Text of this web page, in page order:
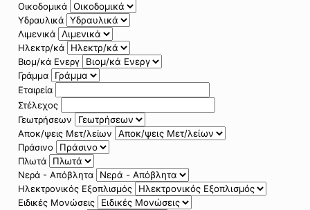
Οικοδομικά
Υδραυλικά
Λιμενικά
Ηλεκτρ/κά
Βιομ/κά Ενεργ
Γράμμα
Εταιρεία
Στέλεχος
Γεωτρήσεων
Αποκ/ψεις Μετ/λείων
Πράσινο
Πλωτά
Νερά - Απόβλητα
Ηλεκτρονικός Εξοπλισμός
Ειδικές Μονώσεις